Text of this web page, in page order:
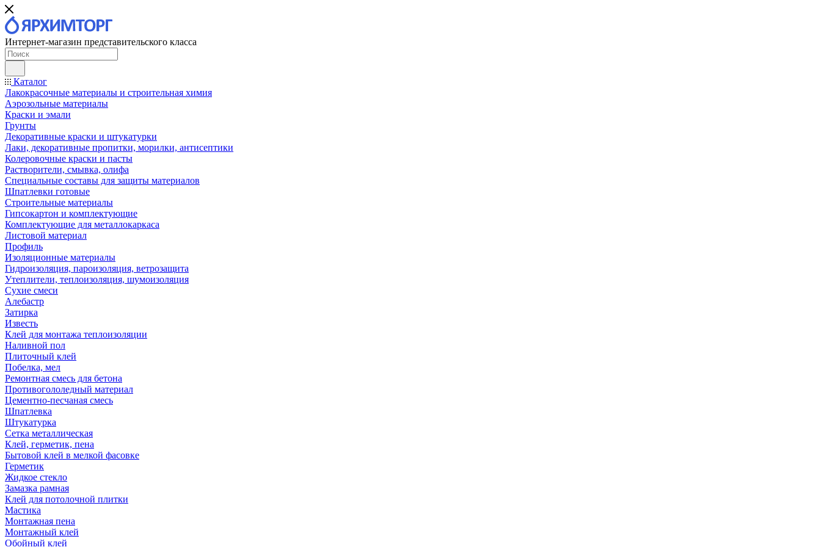
Интернет-магазин представительского класса
Каталог
Лакокрасочные материалы и строительная химия
Аэрозольные материалы
Краски и эмали
Грунты
Декоративные краски и штукатурки
Лаки, декоративные пропитки, морилки, антисептики
Колеровочные краски и пасты
Растворители, смывка, олифа
Специальные составы для защиты материалов
Шпатлевки готовые
Строительные материалы
Гипсокартон и комплектующие
Комплектующие для металлокаркаса
Листовой материал
Профиль
Изоляционные материалы
Гидроизоляция, пароизоляция, ветрозащита
Утеплители, теплоизоляция, шумоизоляция
Сухие смеси
Алебастр
Затирка
Известь
Клей для монтажа теплоизоляции
Наливной пол
Плиточный клей
Побелка, мел
Ремонтная смесь для бетона
Противогололедный материал
Цементно-песчаная смесь
Шпатлевка
Штукатурка
Сетка металлическая
Клей, герметик, пена
Бытовой клей в мелкой фасовке
Герметик
Жидкое стекло
Замазка рамная
Клей для потолочной плитки
Мастика
Монтажная пена
Монтажный клей
Обойный клей